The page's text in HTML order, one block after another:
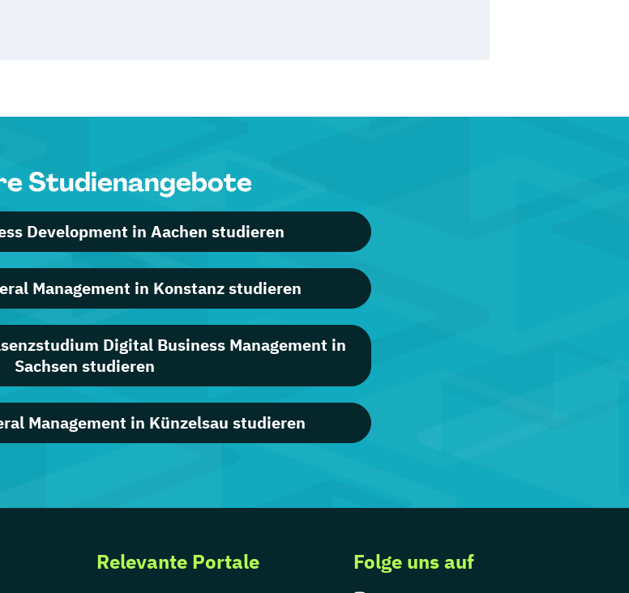
Studienangebote
Development in Aachen studieren
Management in Konstanz studieren
Digital Business Management in
Sachsen studieren
Management in Künzelsau studieren
Relevante Portale Folge uns auf